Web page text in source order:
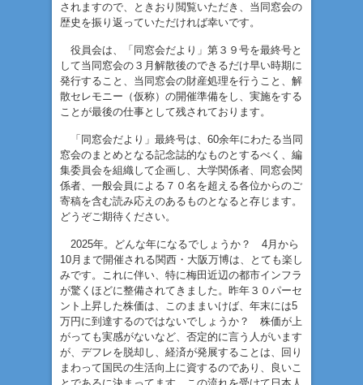
されますので、ときおり閲覧いただき、当同窓会の
歴史を振り返っていただければ幸いです。
役員会は、「同窓会だより」第３９号を最終号と
して当同窓会の３月解散後のできるだけ早い時期に
発行すること、当同窓会の財産処理を行うこと、解
散セレモニー（仮称）の開催準備をし、実施をする
ことが最後の仕事として残されております。
「同窓会だより」最終号は、60余年にわたる当同
窓会のまとめとなる記念誌的なものとするべく、編
集委員会を組織して企画し、大学関係者、同窓会関
係者、一般会員による７０名を超える各位からのご
寄稿を含む読み応えのあるものとなると存じます。
どうぞご期待ください。
2025年。どんな年になるでしょうか？ 4月から
10月まで開催される関西・大阪万博は、とても楽し
みです。これに伴い、特に梅田近辺の都市インフラ
が驚くほどに整備されてきました。昨年３０パーセ
ント上昇した株価は、このままいけば、年末には5
万円に到達するのではないでしょうか？ 株価が上
がっても実感がないなど、否定的に言う人がいます
が、デフレを脱却し、経済が発展することは、回り
まわって国民の生活向上に資するのであり、良いこ